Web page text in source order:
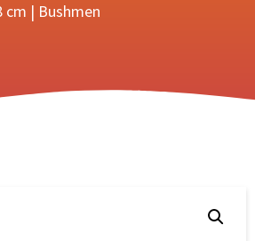
cm | Bushmen